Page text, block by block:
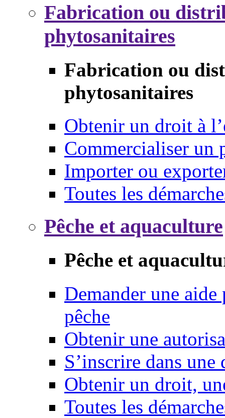
Fabrication ou
phytosanitaires
Fabrication ou
phytosanitaires
Obtenir un droit à
Commercialiser un
Importer ou
Toutes les
Pêche et aquaculture
Pêche et
Demander une
pêche
Obtenir une
S’inscrire dans une
Obtenir un droit,
Toutes les